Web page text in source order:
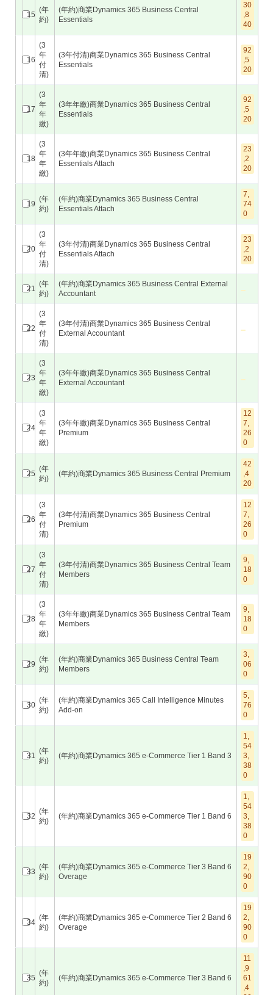
15
(年
約)
(年約)商業Dynamics 365 Business Central
Essentials
30
,8
40
16
(3
年
付
清)
(3年付清)商業Dynamics 365 Business Central
Essentials
92
,5
20
17
(3
年
年
繳)
(3年年繳)商業Dynamics 365 Business Central
Essentials
92
,5
20
18
(3
年
年
繳)
(3年年繳)商業Dynamics 365 Business Central
Essentials Attach
23
,2
20
19
(年
約)
(年約)商業Dynamics 365 Business Central
Essentials Attach
7,
74
0
20
(3
年
付
清)
(3年付清)商業Dynamics 365 Business Central
Essentials Attach
23
,2
20
21
(年
約)
(年約)商業Dynamics 365 Business Central External
Accountant
22
(3
年
付
清)
(3年付清)商業Dynamics 365 Business Central
External Accountant
23
(3
年
年
繳)
(3年年繳)商業Dynamics 365 Business Central
External Accountant
24
(3
年
年
繳)
(3年年繳)商業Dynamics 365 Business Central
Premium
12
7,
26
0
25
(年
約)
(年約)商業Dynamics 365 Business Central Premium
42
,4
20
26
(3
年
付
清)
(3年付清)商業Dynamics 365 Business Central
Premium
12
7,
26
0
27
(3
年
付
清)
(3年付清)商業Dynamics 365 Business Central Team
Members
9,
18
0
28
(3
年
年
繳)
(3年年繳)商業Dynamics 365 Business Central Team
Members
9,
18
0
29
(年
約)
(年約)商業Dynamics 365 Business Central Team
Members
3,
06
0
30
(年
約)
(年約)商業Dynamics 365 Call Intelligence Minutes
Add-on
5,
76
0
31
(年
約)
(年約)商業Dynamics 365 e-Commerce Tier 1 Band 3
1,
54
3,
38
0
32
(年
約)
(年約)商業Dynamics 365 e-Commerce Tier 1 Band 6
1,
54
3,
38
0
33
(年
約)
(年約)商業Dynamics 365 e-Commerce Tier 3 Band 6
Overage
19
2,
90
0
34
(年
約)
(年約)商業Dynamics 365 e-Commerce Tier 2 Band 6
Overage
19
2,
90
0
35
(年
約)
(年約)商業Dynamics 365 e-Commerce Tier 3 Band 6
11
,9
61
,4